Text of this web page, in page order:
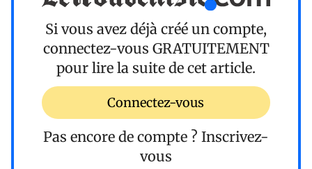
Si vous avez déjà créé un compte,
connectez-vous GRATUITEMENT
pour lire la suite de cet article.
Connectez-vous
Pas encore de compte ? Inscrivez-
vous